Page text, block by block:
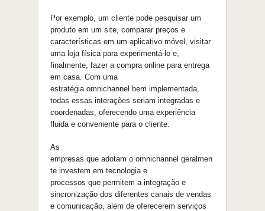
Por exemplo, um cliente pode pesquisar um
produto em um site, comparar preços e
características em um aplicativo móvel, visitar
uma loja física para experimentá-lo e,
finalmente, fazer a compra online para entrega
em casa. Com uma
estratégia omnichannel bem implementada,
todas essas interações seriam integradas e
coordenadas, oferecendo uma experiência
fluida e conveniente para o cliente.
As
empresas que adotam o omnichannel geralmen
te investem em tecnologia e
processos que permitem a integração e
sincronização dos diferentes canais de vendas
e comunicação , além de oferecerem serviços